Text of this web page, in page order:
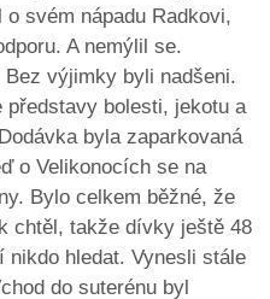
svém nápadu Radkovi,
A nemýlil se.
výjimky byli nadšeni.
představy bolesti, jekotu a
byla zaparkovaná
o Velikonocích se na
Bylo celkem běžné, že
chtěl, takže dívky ještě 48
nikdo hledat. Vynesli stále
do suterénu byl